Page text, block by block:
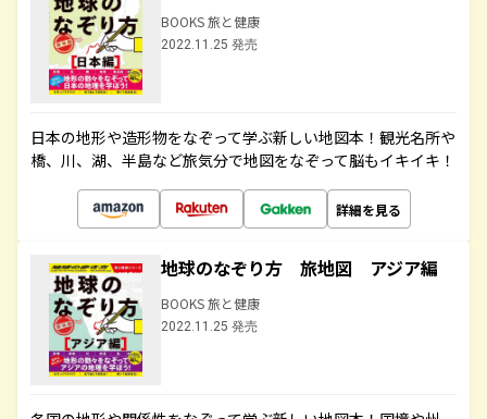
BOOKS 旅と健康
2022.11.25 発売
日本の地形や造形物をなぞって学ぶ新しい地図本！観光名所や
橋、川、湖、半島など旅気分で地図をなぞって脳もイキイキ！
詳細を見る
地球のなぞり方 旅地図 アジア編
BOOKS 旅と健康
2022.11.25 発売